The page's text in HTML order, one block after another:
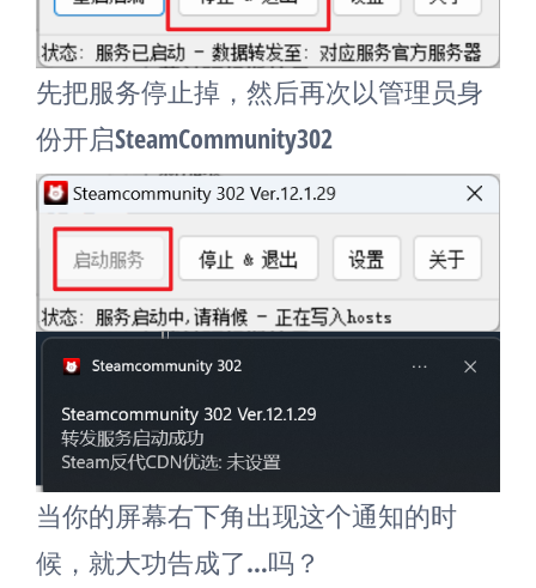
先把服务停止掉，然后再次以管理员身
份开启SteamCommunity302
当你的屏幕右下角出现这个通知的时
候，就大功告成了…吗？